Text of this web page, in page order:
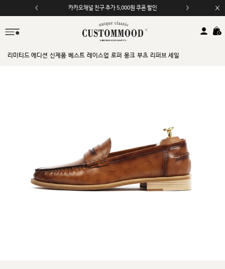
카카오채널 친구 추가 5,000원 쿠폰 할인
모바일 앱 자동 2,000원 할인
리미티드 에디션 신제품 베스트 레이스업 로퍼 몽크 부츠 리퍼브 세일